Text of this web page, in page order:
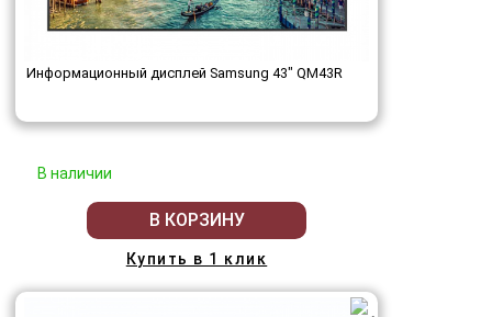
Информационный дисплей Samsung 43" QM43R
В наличии
В КОРЗИНУ
Купить в 1 клик